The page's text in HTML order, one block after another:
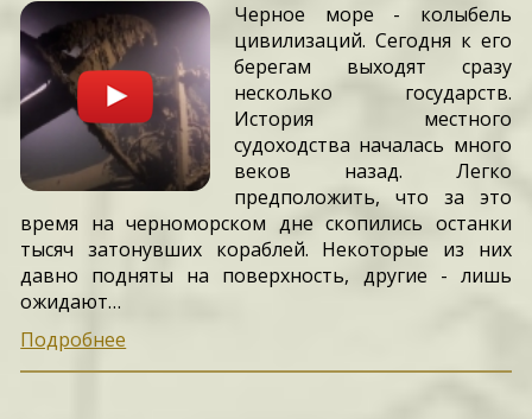
Черное море - колыбель
цивилизаций. Сегодня к его
берегам выходят сразу
несколько государств.
История местного
судоходства началась много
веков назад. Легко
предположить, что за это
время на черноморском дне скопились останки
тысяч затонувших кораблей. Некоторые из них
давно подняты на поверхность, другие - лишь
ожидают…
Подробнее